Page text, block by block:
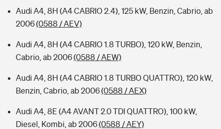
Audi A4, 8H (A4 CABRIO 2.4), 125 kW, Benzin, Cabrio, ab
2006(0588 / AEV)
Audi A4, 8H (A4 CABRIO 1.8 TURBO), 120 kW, Benzin,
Cabrio, ab 2006(0588 / AEW)
Audi A4, 8H (A4 CABRIO 1.8 TURBO QUATTRO), 120 kW,
Benzin, Cabrio, ab 2006(0588 / AEX)
Audi A4, 8E (A4 AVANT 2.0 TDI QUATTRO), 100 kW,
Diesel, Kombi, ab 2006(0588 / AEY)